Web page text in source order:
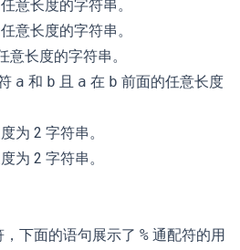
意长度的字符串。
意长度的字符串。
意长度的字符串。
a 和 b 且 a 在 b 前面的任意长度
为 2 字符串。
为 2 字符串。
下面的语句展示了 % 通配符的用